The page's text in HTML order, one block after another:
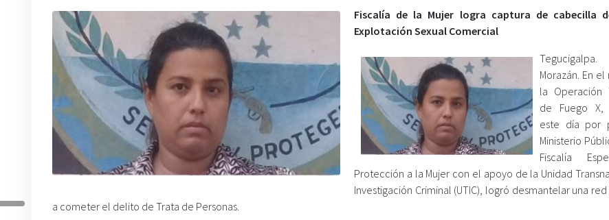
Fiscalía de la Mujer logra captura de cabecilla
Explotación Sexual Comercial
Tegucigalpa.
Morazán. En
la Operación
de Fuego X,
este día por
Ministerio
Fiscalía
Protección a la Mujer con el apoyo de la Unidad
Investigación Criminal (UTIC), logró desmantelar una
a cometer el delito de Trata de Personas.